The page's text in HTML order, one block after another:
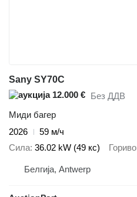
Sany SY70C
12.000 € Без ДДВ
Миди багер
2026
59 м/ч
Сила 36.02 kW (49 кс) Гориво
Белгија, Antwerp